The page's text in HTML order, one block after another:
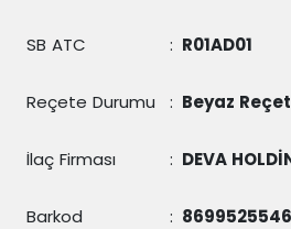
SB ATC : R01AD01
Reçete Durumu : Beyaz
İlaç Firması : DEVA
Barkod :